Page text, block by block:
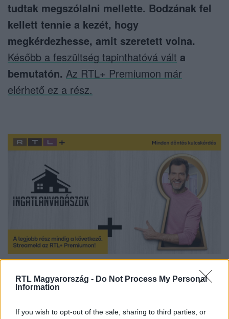
RTL Magyarország - Do Not Process My Personal
Information
If you wish to opt-out of the sale, sharing to third parties, or
tudtak megszólalni mellette. Bodzának fel
kellett tennie a kezét, hogy
megkérdezhesse, amit szeretett volna.
Később a feszültség tapinthatóvá vált a
bemutatón. Az RTL+ Premiumon már
elérhető ez a rész.
Itt állítsd be, hogy az RTL.hu az elsők között